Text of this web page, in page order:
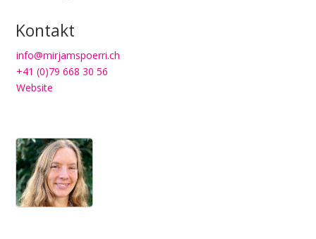
Kontakt
info@mirjamspoerri.ch
+41 (0)79 668 30 56
Website